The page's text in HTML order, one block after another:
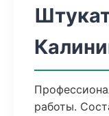
работы.